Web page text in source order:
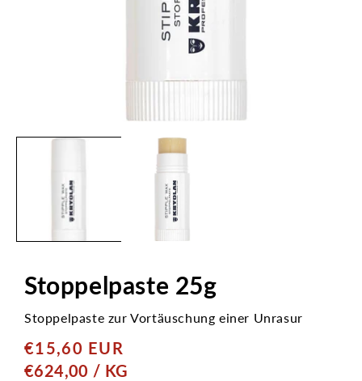
Stoppelpaste 25g
Stoppelpaste zur Vortäuschung einer Unrasur
Normaler
Preis
€15,60 EUR
GRUNDPREIS
€624,00 / PRO
KG